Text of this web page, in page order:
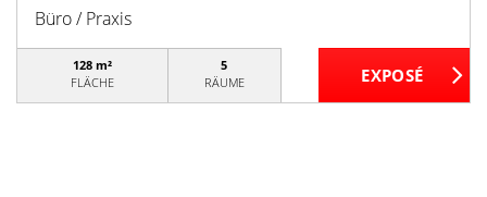
Büro / Praxis
128 m²
FLÄCHE
5
RÄUME